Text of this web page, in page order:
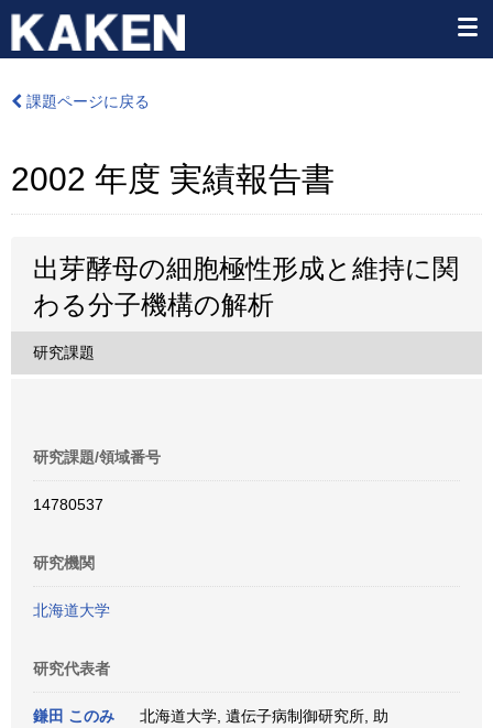
課題ページに戻る
2002 年度 実績報告書
出芽酵母の細胞極性形成と維持に関
わる分子機構の解析
研究課題
研究課題/領域番号
14780537
研究機関
北海道大学
研究代表者
鎌田 このみ
北海道大学, 遺伝子病制御研究所, 助